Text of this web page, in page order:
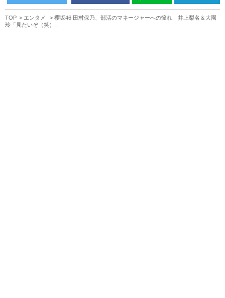
TOP エンタメ
櫻坂46 田村保乃、部活のマネージャーへの憧れ 井上梨名＆大園
玲「見たいぞ（笑）」